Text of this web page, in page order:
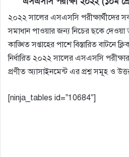
২০২২ সালের এসএসসি পরীক্ষার্থীদের
সমাধান পাওয়ার জন্য নিচের ছকে
কাঙ্খিত সপ্তাহের পাশে বিস্তারিত বাটনে
নির্ধারিত ২০২২ সালের এসএসসি
প্রণীত অ্যাসাইনমেন্ট এর প্রশ্ন সমূহ ও
[ninja_tables id=”10684″]